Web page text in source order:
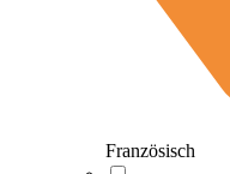
Französisch